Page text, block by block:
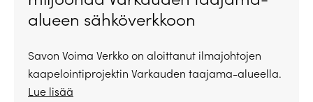
alueen sähköverkkoon
Savon Voima Verkko on aloittanut ilmajohtojen
kaapelointiprojektin Varkauden taajama-alueella.
Lue lisää